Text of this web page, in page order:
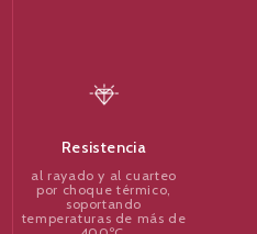
Resistencia
al rayado y al cuarteo
por choque térmico,
soportando
temperaturas de más de